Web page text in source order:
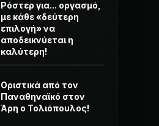
Ρόστερ για... οργασμό,
με κάθε «δεύτερη
επιλογή» να
αποδεικνύεται η
καλύτερη!
Οριστικά από τον
Παναθηναϊκό στον
Άρη ο Τολιόπουλος!